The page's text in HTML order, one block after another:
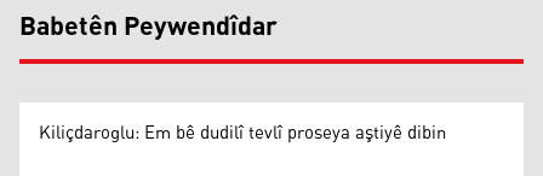
Babetên Peywendîdar
Kiliçdaroglu: Em bê dudilî tevlî proseya aştiyê dibin